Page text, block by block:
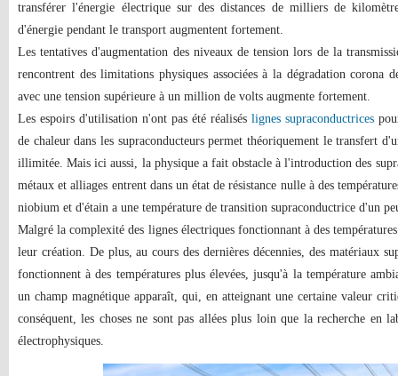
transférer l'énergie électrique sur des distances de milliers de
d'énergie pendant le transport augmentent fortement.
Les tentatives d'augmentation des niveaux de tension lors de la
rencontrent des limitations physiques associées à la dégradation corona
avec une tension supérieure à un million de volts augmente fortement.
Les espoirs d'utilisation n'ont pas été réalisés lignes supraconductrices
de chaleur dans les supraconducteurs permet théoriquement le transfert
illimitée. Mais ici aussi, la physique a fait obstacle à l'introduction des
métaux et alliages entrent dans un état de résistance nulle à des
niobium et d'étain a une température de transition supraconductrice d'un
Malgré la complexité des lignes électriques fonctionnant à des
leur création. De plus, au cours des dernières décennies, des matériaux
fonctionnent à des températures plus élevées, jusqu'à la température
un champ magnétique apparaît, qui, en atteignant une certaine valeur
conséquent, les choses ne sont pas allées plus loin que la recherche en
électrophysiques.